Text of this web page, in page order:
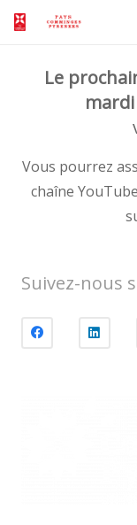
Le
Vous pourrez
chaîne
Suivez-nous